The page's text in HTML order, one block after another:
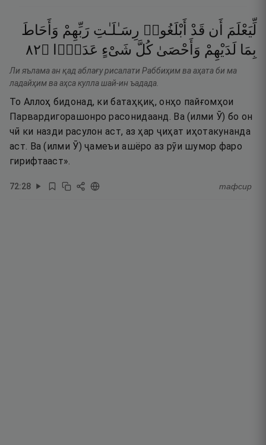
لِّيَعْلَمَ أَن قَدْ أَبْلَغُوا۟ رِسَـٰلَـٰتِ رَبِّهِمْ وَأَحَاطَ
بِمَا لَدَيْهِمْ وَأَحْصَىٰ كُلَّ شَىْءٍ عَدَدًۢا ۝٢٨
Ли яълама ан қад аблағу рисалати Раббиҳим ва аҳата би ма
ладайҳим ва аҳса кулла шай-ин ъадада.
То Аллоҳ бидонад, ки батаҳқиқ, онҳо пайғомҳои
Парвардигорашонро расонидаанд. Ва (илми Ӯ) бо он
чӣ ки назди расулон аст, аз ҳар ҷиҳат иҳотакунанда
аст. Ва (илми Ӯ) ҷамеъи ашёро аз рӯи шумор фаро
гирифтааст».
72:28 тафсир